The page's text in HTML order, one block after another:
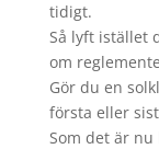
tidigt.
Så lyft istället
om
Gör du en
första eller
Som det är